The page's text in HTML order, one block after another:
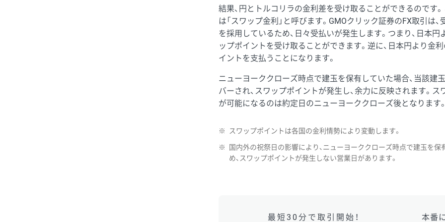
結果、円とトルコリラの金利差を受け取ることができるのです
は「スワップ金利」と呼びます。GMOクリック証券のFX取引は
を採用しているため、日々受払いが発生します。つまり、日本
ップポイントを受け取ることができます。逆に、日本円より金
イントを支払うことになります。
ニューヨーククローズ時点で建玉を保有していた場合、当該建
バーされ、スワップポイントが発生し、余力に反映されます。
が可能になるのは約定日のニューヨーククローズ後となります
※ スワップポイントは各国の金利情勢により変動します。
※
国内外の祝祭日の影響により、ニューヨーククローズ時点で建玉を
め、スワップポイントが発生しない営業日があります。
最短30分で取引開始！ 本番